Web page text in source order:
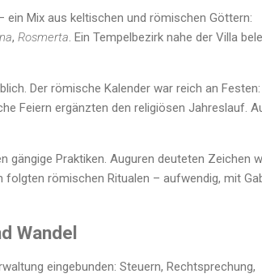
Mix aus keltischen und römischen Göttern:
, Rosmerta. Ein Tempelbezirk nahe der Villa
Der römische Kalender war reich an Festen:
Feiern ergänzten den religiösen Jahreslauf.
gängige Praktiken. Auguren deuteten Zeichen
römischen Ritualen – aufwendig, mit
Wandel
eingebunden: Steuern, Rechtsprechung,